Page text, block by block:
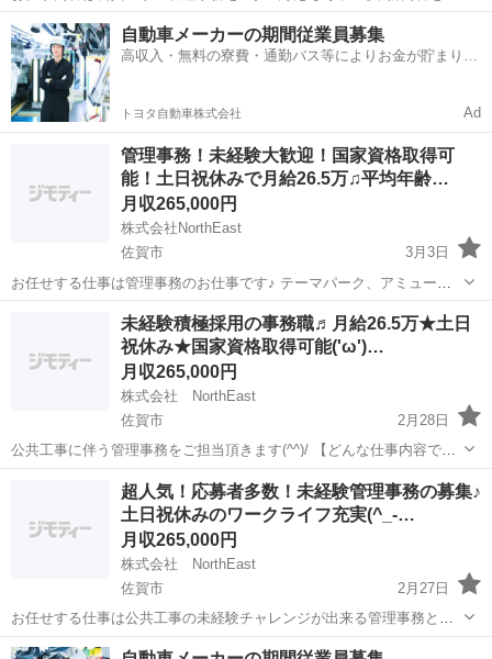
しく教えてもらえますか？？】 工事現場とその隣にあるレンタルオフ
ィスor現場事務所内で、工事進捗報告書作成、見積作成、メール、受
電対応、来客受付対応、工...
佐賀 佐賀市 庶務
自動車メーカーの期間従業員募集
高収入・無料の寮費・通勤バス等によりお金が貯まりや
トヨタ自動車株式会社 Ad
管理事務！未経験大歓迎！国家資格取得可
能！土日祝休みで月給26.5万♫平均年齢…
月収265,000円
株式会社NorthEast
佐賀市
3月3日
お任せする仕事は管理事務のお仕事です♪ テーマパーク、アミューズ
メントパーク、観光地、商業施設等の大型建造物のサポートをする事
務となっており、私達の生活の「当たり前」を制作するお仕事となっ
ております。 具体的には...
その他 未経験
未経験積極採用の事務職♬月給26.5万★土日
祝休み★国家資格取得可能('ω')…
月収265,000円
株式会社 NorthEast
佐賀市
2月28日
公共工事に伴う管理事務をご担当頂きます(^^)/ 【どんな仕事内容です
か？？】 そうですね。公共工事と聞くと難しそうなイメージを持つ方
もいるかもしれませんが、マニュアル通りにこなしていくものなの
で、難しくありませ...
その他 事務職
超人気！応募者多数！未経験管理事務の募集♪
土日祝休みのワークライフ充実(^_-…
月収265,000円
株式会社 NorthEast
佐賀市
2月27日
お任せする仕事は公共工事の未経験チャレンジが出来る管理事務とな
っております！難しい仕事は無く、マニュアル、社内システム、アド
佐賀 佐賀市 その他